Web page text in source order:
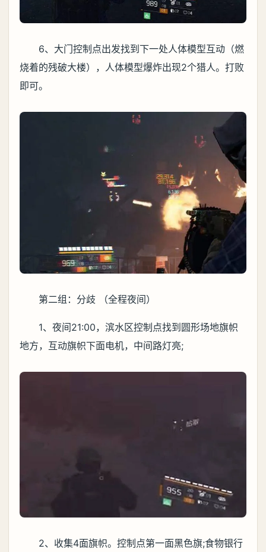
6、大门控制点出发找到下一处人体模型互动（燃
烧着的残破大楼），人体模型爆炸出现2个猎人。打败
即可。
第二组：分歧 （全程夜间）
1、夜间21:00，滨水区控制点找到圆形场地旗帜
地方，互动旗帜下面电机，中间路灯亮;
2、收集4面旗帜。控制点第一面黑色旗;食物银行